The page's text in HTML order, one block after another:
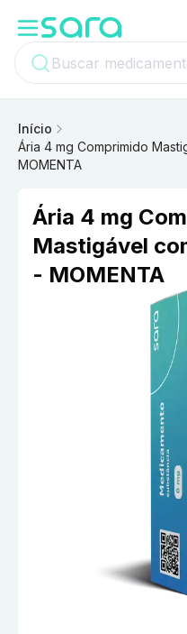
Início
Ária 4 mg Comprimido
MOMENTA
Ária 4 mg
Mastigável
- MOMENTA